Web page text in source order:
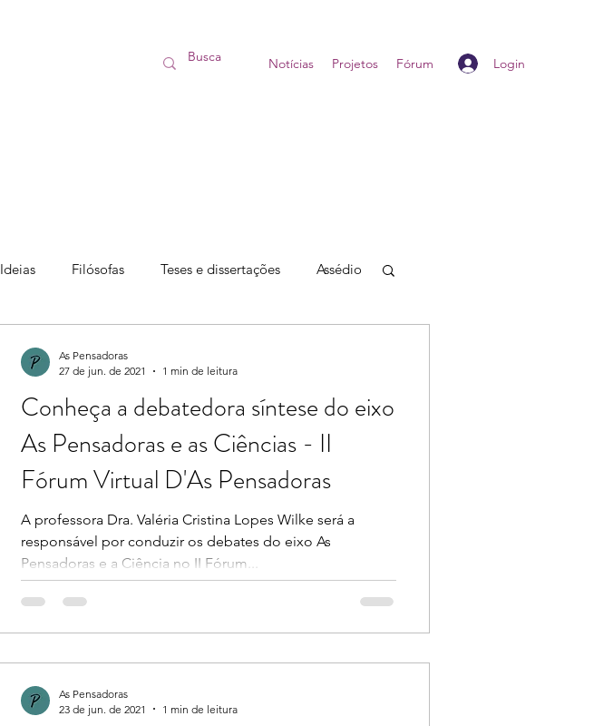
Login
Home Notícias Projetos Fórum
Ideias Filósofas Teses e dissertações Assédio
Conheça a debatedora síntese do eixo
As Pensadoras e as Ciências - II
Fórum Virtual D'As Pensadoras
A professora Dra. Valéria Cristina Lopes Wilke será a
responsável por conduzir os debates do eixo As
Pensadoras e a Ciência no II Fórum...
As Pensadoras
27 de jun. de 2021
1 min de leitura
As Pensadoras
23 de jun. de 2021
1 min de leitura